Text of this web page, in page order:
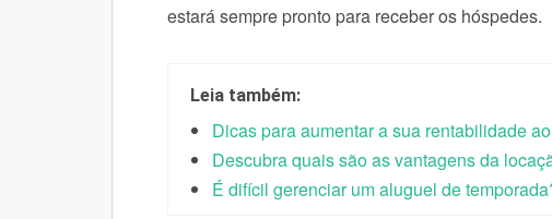
estará sempre pronto para receber os hóspedes.
Leia também:
Dicas para aumentar a sua rentabilidade
Descubra quais são as vantagens da
É difícil gerenciar um aluguel de